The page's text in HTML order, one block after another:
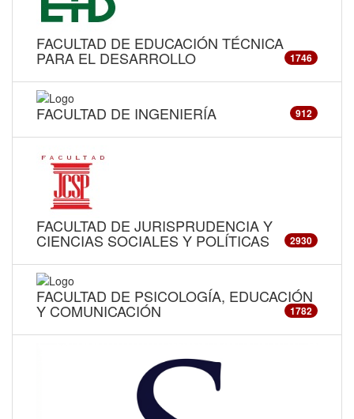
FACULTAD DE EDUCACIÓN TÉCNICA
PARA EL DESARROLLO 1746
FACULTAD DE INGENIERÍA 912
FACULTAD DE JURISPRUDENCIA Y
CIENCIAS SOCIALES Y POLÍTICAS 2930
FACULTAD DE PSICOLOGÍA, EDUCACIÓN
Y COMUNICACIÓN 1782